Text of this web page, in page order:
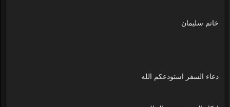
خاتم سليمان
دعاء السفر استودعكم الله